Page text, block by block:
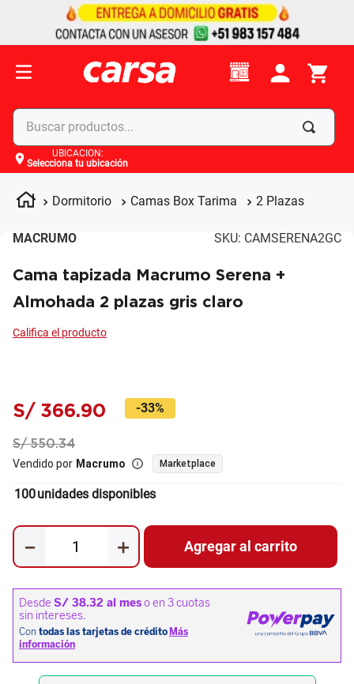
Buscar productos...
UBICACIÓN:
Selecciona tu ubicación
Dormitorio Camas Box Tarima 2 Plazas
MACRUMO SKU: CAMSERENA2GC
Cama tapizada Macrumo Serena +
Almohada 2 plazas gris claro
S/ 366.90 -33%
S/ 550.34
Vendido por Macrumo Marketplace
100unidades disponibles
＋
－ Agregar al carrito
Términos más buscados
celulares
4. apple